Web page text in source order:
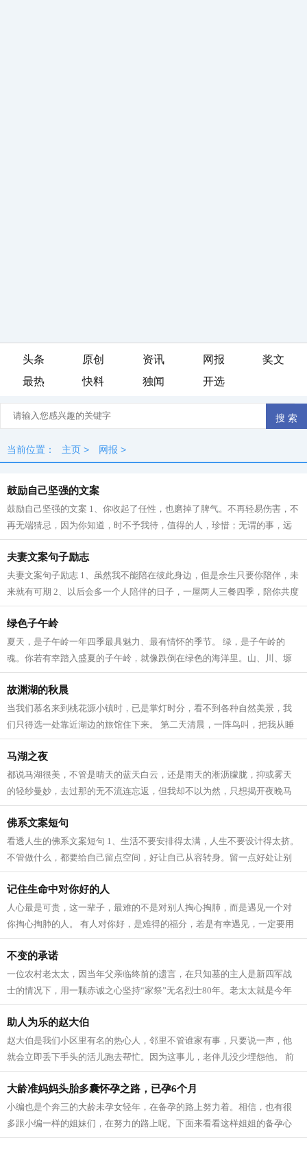
头条 原创 资讯 网报
奖文
最热
快料 独闻 开选
当前位置： 主页 > 网报 >
鼓励自己坚强的文案
鼓励自己坚强的文案 1、你收起了任性，也磨掉了脾气。不再轻易伤害，不
再无端猜忌，因为你知道，时不予我待，值得的人，珍惜；无谓的事，远
离。 2、我习惯了无所谓，却不是真的...
夫妻文案句子励志
夫妻文案句子励志 1、虽然我不能陪在彼此身边，但是余生只要你陪伴，未
来就有可期 2、以后会多一个人陪伴的日子，一屋两人三餐四季，陪你共度
余生 3、漫长的岁月有回忆陪伴，余...
绿色子午岭
夏天，是子午岭一年四季最具魅力、最有情怀的季节。 绿，是子午岭的
魂。你若有幸踏入盛夏的子午岭，就像跌倒在绿色的海洋里。山、川、塬
绿得一泻千里，梁、峁、沟绿得水泄不通...
故渊湖的秋晨
当我们慕名来到桃花源小镇时，已是掌灯时分，看不到各种自然美景，我
们只得选一处靠近湖边的旅馆住下来。 第二天清晨，一阵鸟叫，把我从睡
梦中唤醒。睁眼一看，晨曦透过纱窗，...
马湖之夜
都说马湖很美，不管是晴天的蓝天白云，还是雨天的淅沥朦胧，抑或雾天
的轻纱曼妙，去过那的无不流连忘返，但我却不以为然，只想揭开夜晚马
湖的神秘盖头来，一睹她的柔美与惊艳...
佛系文案短句
看透人生的佛系文案短句 1、生活不要安排得太满，人生不要设计得太挤。
不管做什么，都要给自己留点空间，好让自己从容转身。留一点好处让别
人占，留一点道路让别人走，留一点...
记住生命中对你好的人
人心最是可贵，这一辈子，最难的不是对别人掏心掏肺，而是遇见一个对
你掏心掏肺的人。 有人对你好，是难得的福分，若是有幸遇见，一定要用
心记住，用力珍惜。 一位作家曾说：...
不变的承诺
一位农村老太太，因当年父亲临终前的遗言，在只知墓的主人是新四军战
士的情况下，用一颗赤诚之心坚持“家祭”无名烈士80年。老太太就是今年
已108岁的凌秀英。 那天，在丹徒区宝...
助人为乐的赵大伯
赵大伯是我们小区里有名的热心人，邻里不管谁家有事，只要说一声，他
就会立即丢下手头的活儿跑去帮忙。因为这事儿，老伴儿没少埋怨他。 前
一阵子下了几天雨，是整理菜园的好时...
大龄准妈妈头胎多囊怀孕之路，已孕6个月
小编也是个奔三的大龄未孕女轻年，在备孕的路上努力着。相信，也有很
多跟小编一样的姐妹们，在努力的路上呢。下面来看看这样姐姐的备孕心
路历程！ 我是83年大龄头胎，以前光顾...